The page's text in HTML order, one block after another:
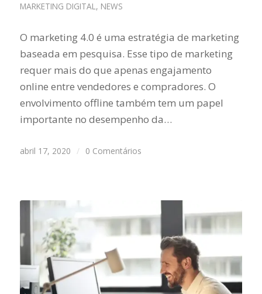
MARKETING DIGITAL, NEWS
O marketing 4.0 é uma estratégia de marketing
baseada em pesquisa. Esse tipo de marketing
requer mais do que apenas engajamento
online entre vendedores e compradores. O
envolvimento offline também tem um papel
importante no desempenho da…
abril 17, 2020 / 0 Comentários